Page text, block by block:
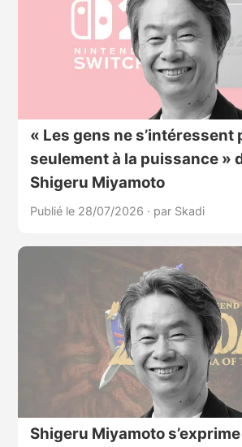
« Les gens ne s’intéressent
seulement à la puissance »
Shigeru Miyamoto
Publié le 28/07/2026 · par Skadi
Shigeru Miyamoto